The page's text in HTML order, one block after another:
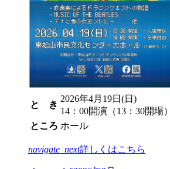
と き
2026年4月19日(日)
14：00開演（13：30開場）
ところ ホール
navigate_next詳しくはこちら